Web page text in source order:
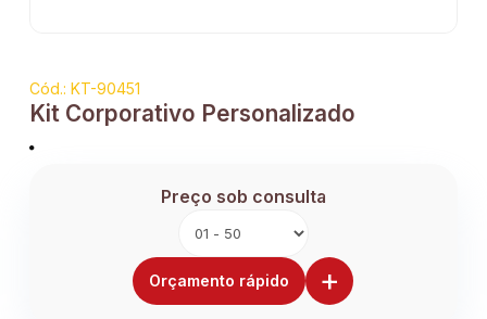
Cód.: KT-90451
Kit Corporativo Personalizado
Preço sob consulta
Orçamento rápido +